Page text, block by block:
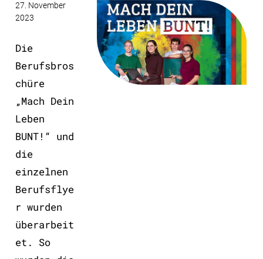
27. November
2023
Die
Berufsbros
chüre
„Mach Dein
Leben
BUNT!“ und
die
einzelnen
Berufsflye
r wurden
überarbeit
et. So